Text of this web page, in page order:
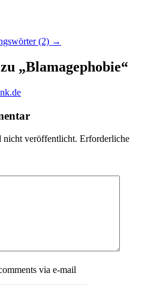
(2) →
„Blamagephobie“
veröffentlicht. Erforderliche
via e-mail